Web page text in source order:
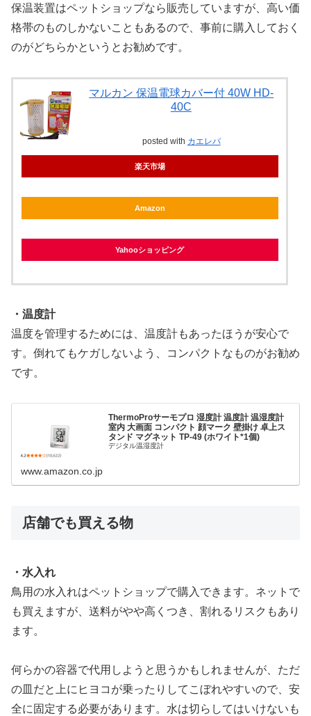
保温装置はペットショップなら販売していますが、高い価
格帯のものしかないこともあるので、事前に購入しておく
のがどちらかというとお勧めです。
マルカン 保温電球カバー付 40W HD-
40C
posted with カエレバ
楽天市場
Amazon
Yahooショッピング
・温度計
温度を管理するためには、温度計もあったほうが安心で
す。倒れてもケガしないよう、コンパクトなものがお勧め
です。
ThermoProサーモプロ 湿度計 温度計 温湿度計
室内 大画面 コンパクト 顔マーク 壁掛け 卓上ス
タンド マグネット TP-49 (ホワイト*1個)
デジタル温湿度計
www.amazon.co.jp
店舗でも買える物
・水入れ
鳥用の水入れはペットショップで購入できます。ネットで
も買えますが、送料がやや高くつき、割れるリスクもあり
ます。
何らかの容器で代用しようと思うかもしれませんが、ただ
の皿だと上にヒヨコが乗ったりしてこぼれやすいので、安
全に固定する必要があります。水は切らしてはいけないも